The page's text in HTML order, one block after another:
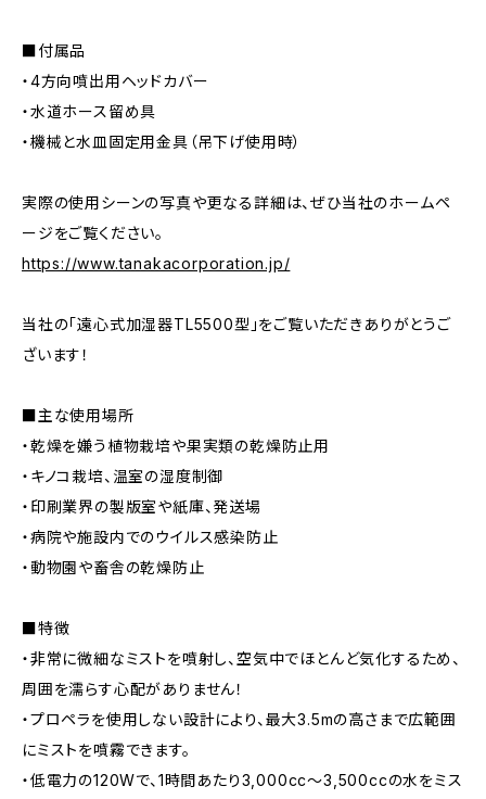
■付属品
・4方向噴出用ヘッドカバー
・水道ホース留め具
・機械と水皿固定用金具（吊下げ使用時）
実際の使用シーンの写真や更なる詳細は、ぜひ当社のホームペ
ージをご覧ください。
https://www.tanakacorporation.jp/
当社の「遠心式加湿器TL5500型」をご覧いただきありがとうご
ざいます！
■主な使用場所
・乾燥を嫌う植物栽培や果実類の乾燥防止用
・キノコ栽培、温室の湿度制御
・印刷業界の製版室や紙庫、発送場
・病院や施設内でのウイルス感染防止
・動物園や畜舎の乾燥防止
■特徴
・非常に微細なミストを噴射し、空気中でほとんど気化するため、
周囲を濡らす心配がありません！
・プロペラを使用しない設計により、最大3.5mの高さまで広範囲
にミストを噴霧できます。
・低電力の120Wで、1時間あたり3,000cc〜3,500ccの水をミス